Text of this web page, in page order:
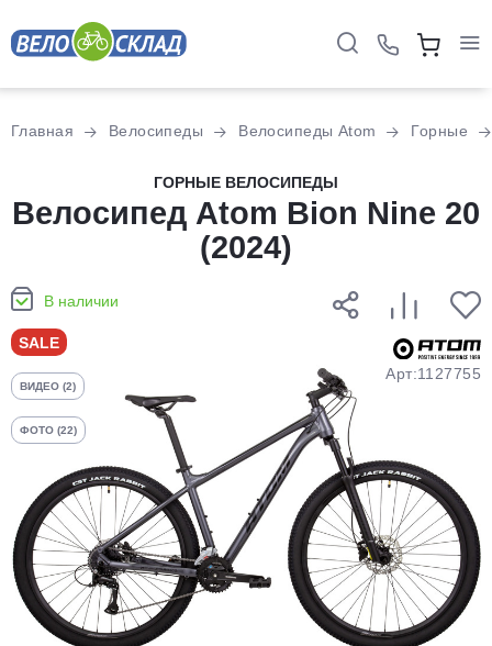
Главная Велосипеды Велосипеды Atom Горные
ГОРНЫЕ ВЕЛОСИПЕДЫ
Велосипед Atom Bion Nine 20
(2024)
В наличии
SALE
ВИДЕО (2)
ФОТО (22)
Арт:1127755
Разбейте
оплатуна части
без переплат
График платежей
25%
Добавляйте товары
в корзину
Оплачивайте сегодня только